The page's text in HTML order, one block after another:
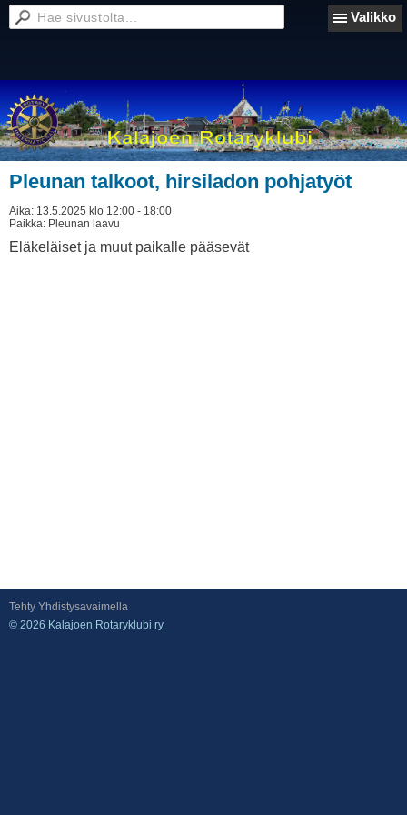
Valikko
Pleunan talkoot, hirsiladon pohjatyöt
Aika: 13.5.2025 klo 12:00 - 18:00
Paikka: Pleunan laavu
Eläkeläiset ja muut paikalle pääsevät
Tehty Yhdistysavaimella
© 2026 Kalajoen Rotaryklubi ry